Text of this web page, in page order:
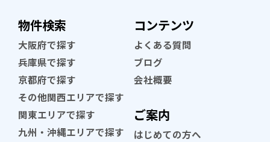
物件検索
大阪府で探す
兵庫県で探す
京都府で探す
その他関西エリアで探す
関東エリアで探す
九州・沖縄エリアで探す
コンテンツ
よくある質問
ブログ
会社概要
ご案内
はじめての方へ